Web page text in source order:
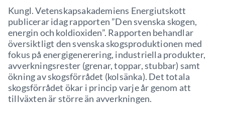
Kungl. Vetenskapsakademiens Energiutskott
publicerar idag rapporten ”Den svenska skogen,
energin och koldioxiden”. Rapporten behandlar
översiktligt den svenska skogsproduktionen med
fokus på energigenerering, industriella produkter,
avverkningsrester (grenar, toppar, stubbar) samt
ökning av skogsförrådet (kolsänka). Det totala
skogsförrådet ökar i princip varje år genom att
tillväxten är större än avverkningen.